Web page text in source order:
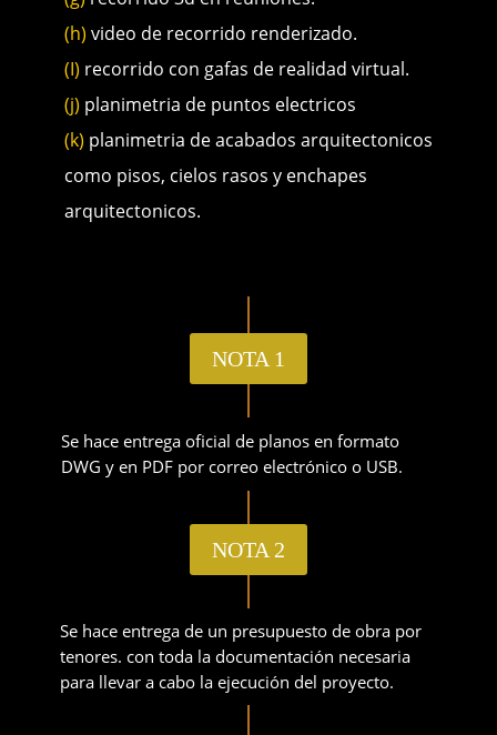
(h) video de recorrido renderizado.
(I) recorrido con gafas de realidad virtual.
(j) planimetria de puntos electricos
(k) planimetria de acabados arquitectonicos
como pisos, cielos rasos y enchapes
arquitectonicos.
NOTA 1
Se hace entrega oficial de planos en formato
DWG y en PDF por correo electrónico o USB.
NOTA 2
Se hace entrega de un presupuesto de obra por
tenores. con toda la documentación necesaria
para llevar a cabo la ejecución del proyecto.